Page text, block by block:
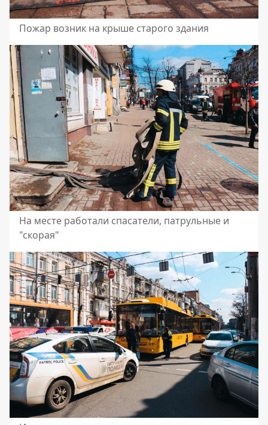
Пожар возник на крыше старого здания
На месте работали спасатели, патрульные и
"скорая"